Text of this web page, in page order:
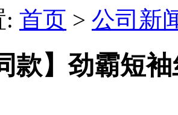
: 首页 > 公司新
款】劲霸短